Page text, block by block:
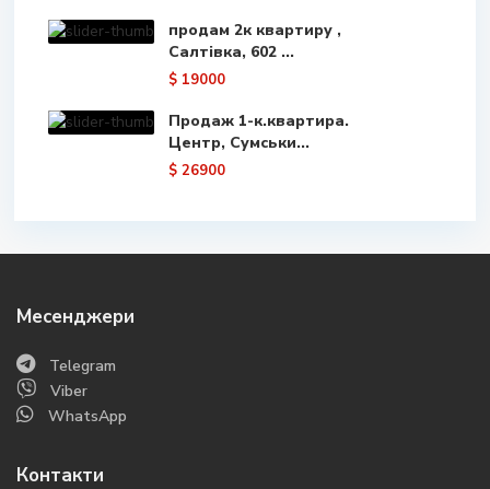
продам 2к квартиру ,
Салтівка, 602 ...
$ 19000
Продаж 1-к.квартира.
Центр, Сумськи...
$ 26900
Месенджери
Telegram
Viber
WhatsApp
Контакти